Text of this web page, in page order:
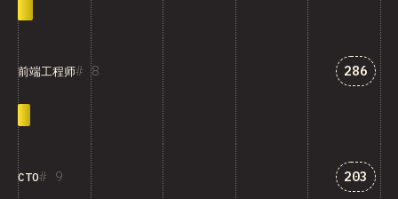
8
前端工程师 匹配“前
286
9
CTO 匹配
203